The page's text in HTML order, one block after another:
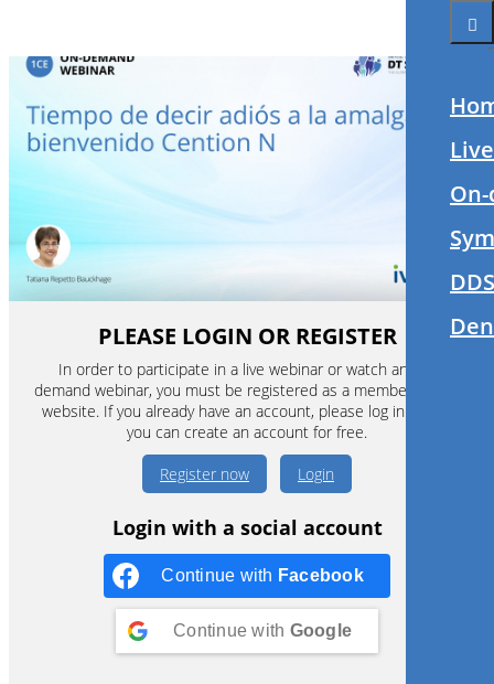
PLEASE LOGIN OR REGISTER
In order to participate in a live webinar or watch an on-
demand webinar, you must be registered as a member of this
website. If you already have an account, please log in. If not,
you can create an account for free.
Register now
Login
Login with a social account
Continue with Facebook
Continue with Google